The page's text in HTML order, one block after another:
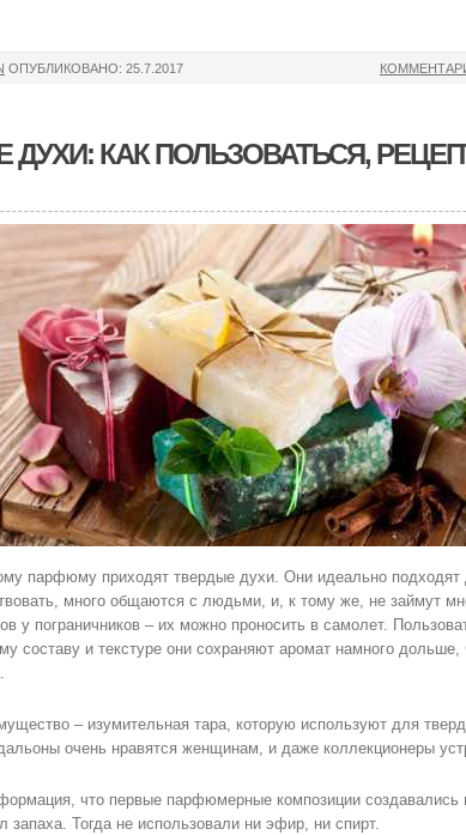
ОПУБЛИКОВАНО: 25.7.2017
ДУХИ: КАК ПОЛЬЗОВАТЬСЯ,
парфюму приходят твердые духи. Они идеально подходят
много общаются с людьми, и, к тому же, не займут
у пограничников – их можно проносить в самолет.
составу и текстуре они сохраняют аромат намного
– изумительная тара, которую используют для
очень нравятся женщинам, и даже коллекционеры
что первые парфюмерные композиции создавались
запаха. Тогда не использовали ни эфир, ни спирт.